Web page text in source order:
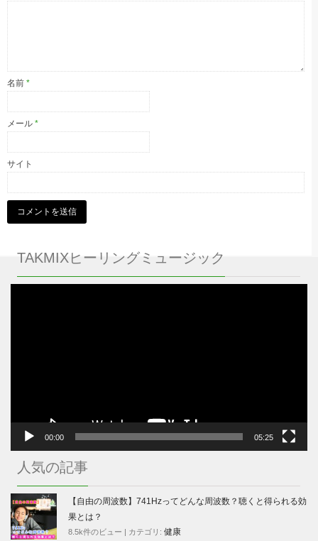
名前 *
メール *
サイト
TAKMIXヒーリングミュージック
00:00 05:25
人気の記事
【自由の周波数】741Hzってどんな周波数？聴くと得られる効
果とは？
8.5k件のビュー | カテゴリ: 健康